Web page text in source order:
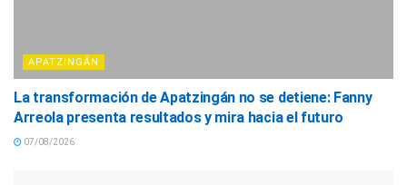
APATZINGÁN
La transformación de Apatzingán no se detiene: Fanny
Arreola presenta resultados y mira hacia el futuro
07/08/2026